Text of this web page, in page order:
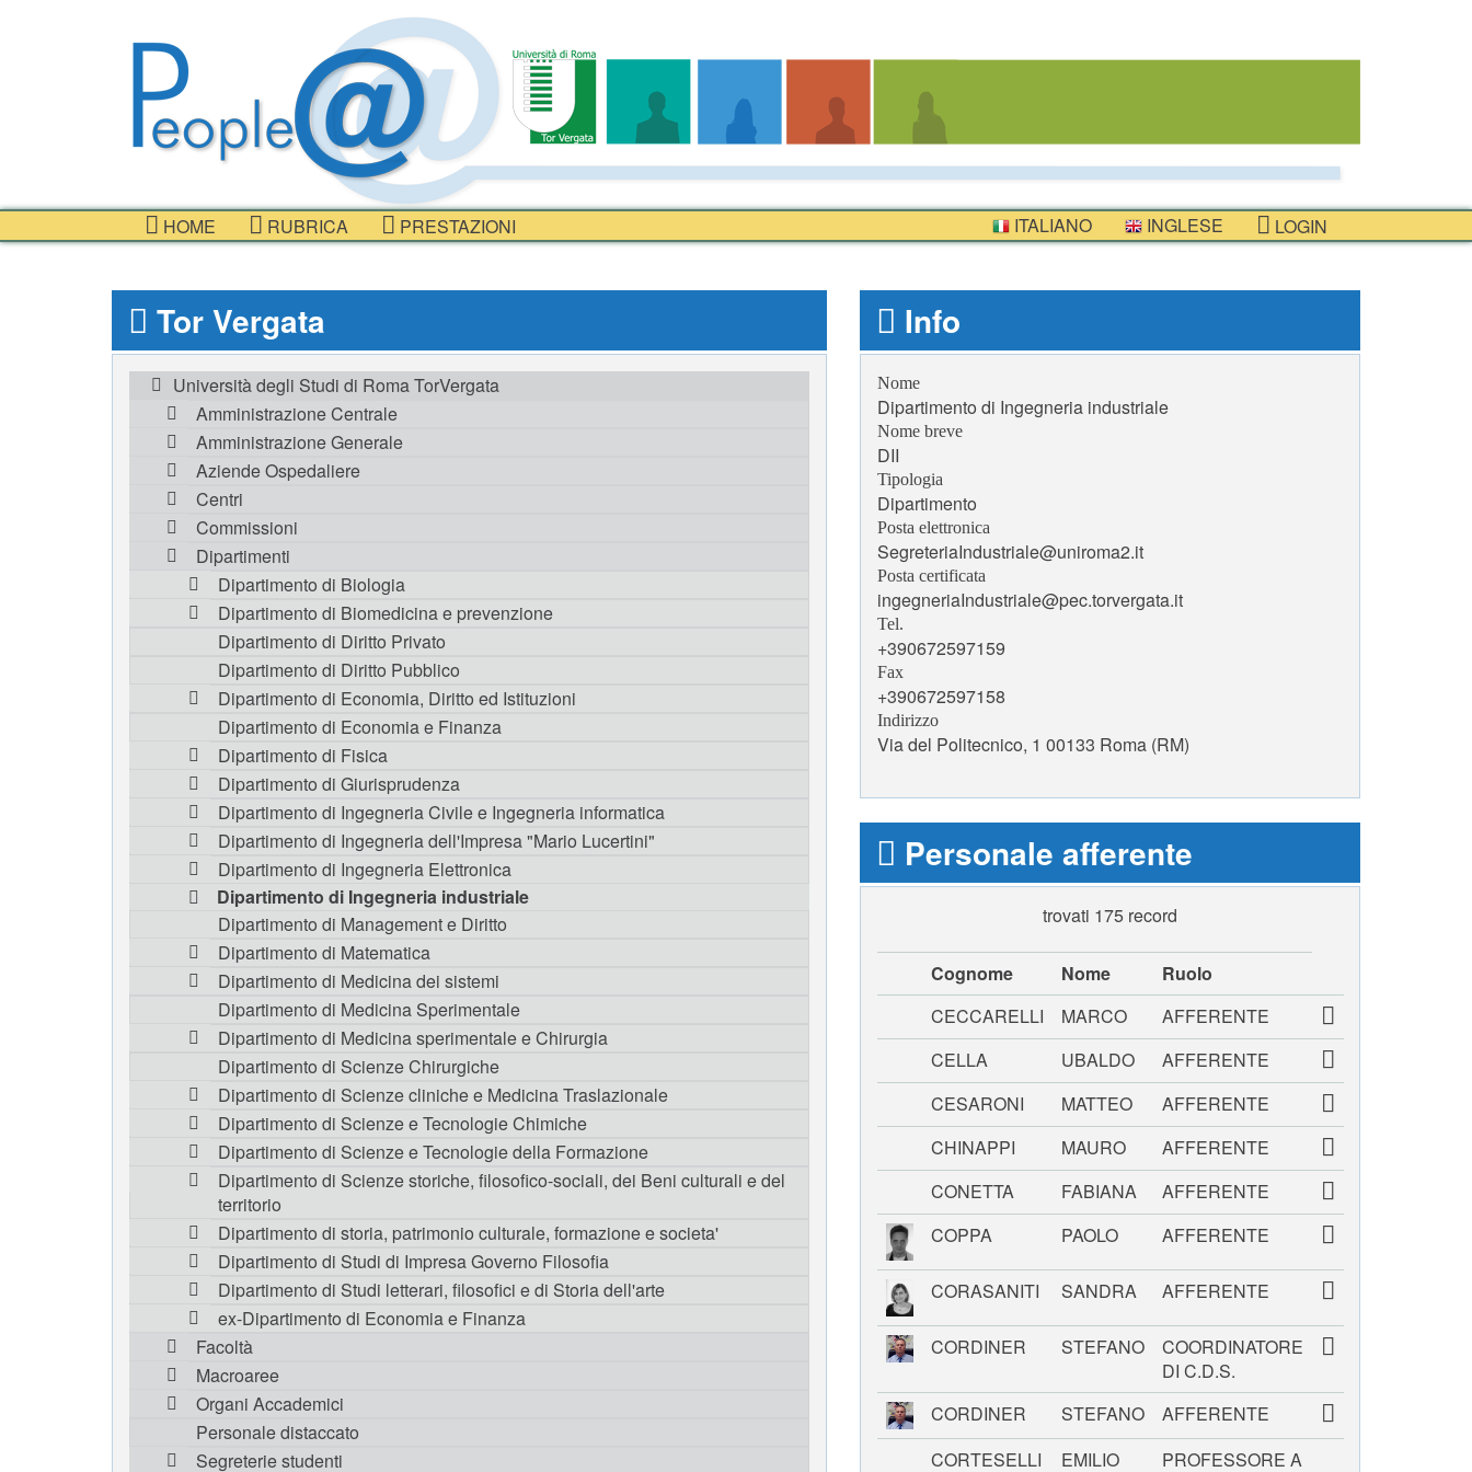
HOME RUBRICA PRESTAZIONI ITALIANO INGLESE LOGIN
Tor Vergata
Università degli Studi di Roma TorVergata
Amministrazione Centrale
Amministrazione Generale
Aziende Ospedaliere
Centri
Commissioni
Dipartimenti
Dipartimento di Biologia
Dipartimento di Biomedicina e prevenzione
Dipartimento di Diritto Privato
Dipartimento di Diritto Pubblico
Dipartimento di Economia, Diritto ed Istituzioni
Dipartimento di Economia e Finanza
Dipartimento di Fisica
Dipartimento di Giurisprudenza
Dipartimento di Ingegneria Civile e Ingegneria informatica
Dipartimento di Ingegneria dell'Impresa "Mario Lucertini"
Dipartimento di Ingegneria Elettronica
Dipartimento di Ingegneria industriale
Dipartimento di Management e Diritto
Dipartimento di Matematica
Dipartimento di Medicina dei sistemi
Dipartimento di Medicina Sperimentale
Dipartimento di Medicina sperimentale e Chirurgia
Dipartimento di Scienze Chirurgiche
Dipartimento di Scienze cliniche e Medicina Traslazionale
Dipartimento di Scienze e Tecnologie Chimiche
Dipartimento di Scienze e Tecnologie della Formazione
Dipartimento di Scienze storiche, filosofico-sociali, dei Beni culturali e del
territorio
Dipartimento di storia, patrimonio culturale, formazione e societa'
Dipartimento di Studi di Impresa Governo Filosofia
Dipartimento di Studi letterari, filosofici e di Storia dell'arte
ex-Dipartimento di Economia e Finanza
Facoltà
Macroaree
Organi Accademici
Personale distaccato
Segreterie studenti
Info
Nome
Dipartimento di Ingegneria industriale
Nome breve
DII
Tipologia
Dipartimento
Posta elettronica
SegreteriaIndustriale@uniroma2.it
Posta certificata
ingegneriaIndustriale@pec.torvergata.it
Tel.
+390672597159
Fax
+390672597158
Indirizzo
Via del Politecnico, 1 00133 Roma (RM)
Personale afferente
trovati 175 record
Cognome Nome
Ruolo
CECCARELLI
MARCO
AFFERENTE
CELLA
UBALDO
AFFERENTE
CESARONI
MATTEO
AFFERENTE
CHINAPPI
MAURO
AFFERENTE
CONETTA
FABIANA
AFFERENTE
COPPA
PAOLO AFFERENTE
CORASANITI SANDRA AFFERENTE
CORDINER STEFANO
COORDINATORE
DI C.D.S.
CORDINER
STEFANO
AFFERENTE
CORTESELLI
EMILIO
PROFESSORE A